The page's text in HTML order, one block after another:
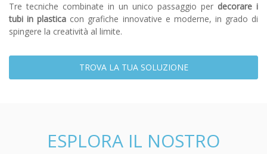
Tre tecniche combinate in un unico passaggio per decorare i
tubi in plastica con grafiche innovative e moderne, in grado di
spingere la creatività al limite.
TROVA LA TUA SOLUZIONE
ESPLORA IL NOSTRO